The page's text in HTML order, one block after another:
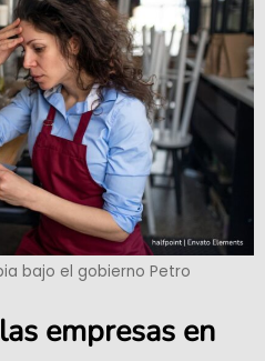
bajo el gobierno Petro
empresas en